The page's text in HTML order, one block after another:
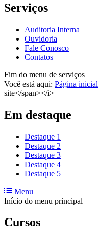
Serviços
Auditoria Interna
Ouvidoria
Fale Conosco
Contatos
Fim do menu de serviços
Você está aqui: Página inicial
site</span></i>
Em destaque
Destaque 1
Destaque 2
Destaque 3
Destaque 4
Destaque 5
Menu
Início do menu principal
Cursos